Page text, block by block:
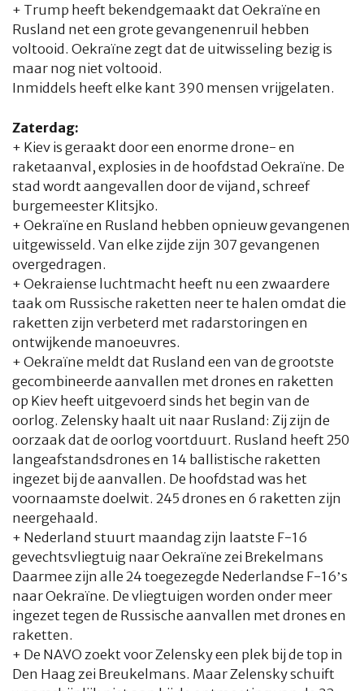
+ Trump heeft bekendgemaakt dat Oekraïne en
Rusland net een grote gevangenenruil hebben
voltooid. Oekraïne zegt dat de uitwisseling bezig is
maar nog niet voltooid.
Inmiddels heeft elke kant 390 mensen vrijgelaten.
Zaterdag:
+ Kiev is geraakt door een enorme drone- en
raketaanval, explosies in de hoofdstad Oekraïne. De
stad wordt aangevallen door de vijand, schreef
burgemeester Klitsjko.
+ Oekraïne en Rusland hebben opnieuw gevangenen
uitgewisseld. Van elke zijde zijn 307 gevangenen
overgedragen.
+ Oekraiense luchtmacht heeft nu een zwaardere
taak om Russische raketten neer te halen omdat die
raketten zijn verbeterd met radarstoringen en
ontwijkende manoeuvres.
+ Oekraïne meldt dat Rusland een van de grootste
gecombineerde aanvallen met drones en raketten
op Kiev heeft uitgevoerd sinds het begin van de
oorlog. Zelensky haalt uit naar Rusland: Zij zijn de
oorzaak dat de oorlog voortduurt. Rusland heeft 250
langeafstandsdrones en 14 ballistische raketten
ingezet bij de aanvallen. De hoofdstad was het
voornaamste doelwit. 245 drones en 6 raketten zijn
neergehaald.
+ Nederland stuurt maandag zijn laatste F-16
gevechtsvliegtuig naar Oekraïne zei Brekelmans
Daarmee zijn alle 24 toegezegde Nederlandse F-16’s
naar Oekraïne. De vliegtuigen worden onder meer
ingezet tegen de Russische aanvallen met drones en
raketten.
+ De NAVO zoekt voor Zelensky een plek bij de top in
Den Haag zei Breukelmans. Maar Zelensky schuift